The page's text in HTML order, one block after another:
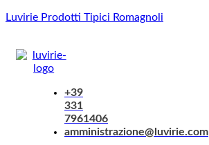
Luvirie Prodotti Tipici Romagnoli
+39
331
7961406
amministrazione@luvirie.com